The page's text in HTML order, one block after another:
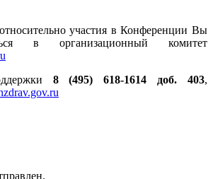
участия в Конференции Вы
в организационный комитет
8 (495) 618-1614 доб. 403,